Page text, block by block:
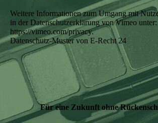
Weitere Informationen zum Umgang mit
in der Datenschutzerklärung von Vimeo unter:
https://vimeo.com/privacy.
Datenschutz-Muster von E-Recht 24
Für eine Zukunft ohne